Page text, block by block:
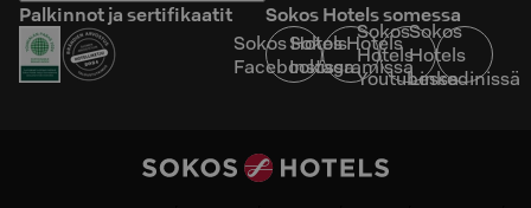
Palkinnot ja sertifikaatit
Sokos Hotels somessa
Sokos Hotels
Facebookissa
Sokos Hotels
Instagramissa
Sokos
Hotels
Youtubessa
Sokos
Hotels
Linkedinissä